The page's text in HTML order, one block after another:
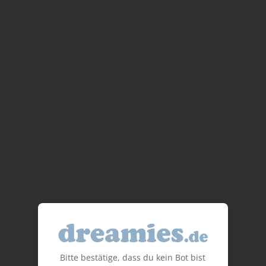
Bitte bestätige, dass du kein Bot bist